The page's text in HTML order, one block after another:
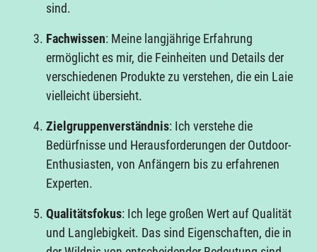
sind.
Fachwissen: Meine langjährige Erfahrung
ermöglicht es mir, die Feinheiten und Details der
verschiedenen Produkte zu verstehen, die ein Laie
vielleicht übersieht.
Zielgruppenverständnis: Ich verstehe die
Bedürfnisse und Herausforderungen der Outdoor-
Enthusiasten, von Anfängern bis zu erfahrenen
Experten.
Qualitätsfokus: Ich lege großen Wert auf Qualität
und Langlebigkeit. Das sind Eigenschaften, die in